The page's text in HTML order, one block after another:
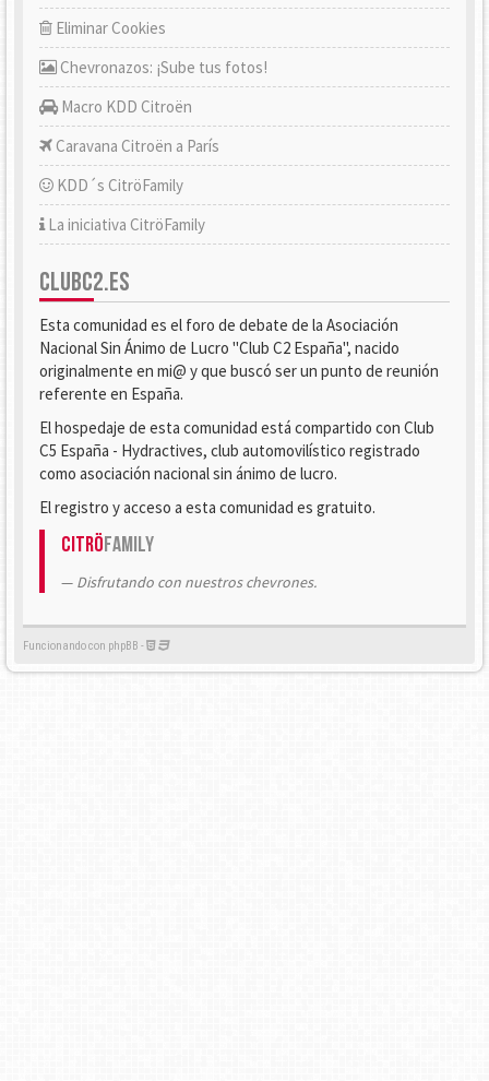
Eliminar Cookies
Chevronazos: ¡Sube tus fotos!
Macro KDD Citroën
Caravana Citroën a París
KDD´s CitröFamily
La iniciativa CitröFamily
CLUBC2.ES
Esta comunidad es el foro de debate de la Asociación
Nacional Sin Ánimo de Lucro "Club C2 España", nacido
originalmente en mi@ y que buscó ser un punto de reunión
referente en España.
El hospedaje de esta comunidad está compartido con Club
C5 España - Hydractives, club automovilístico registrado
como asociación nacional sin ánimo de lucro.
El registro y acceso a esta comunidad es gratuito.
CitröFamily
Disfrutando con nuestros chevrones.
Funcionando con phpBB -